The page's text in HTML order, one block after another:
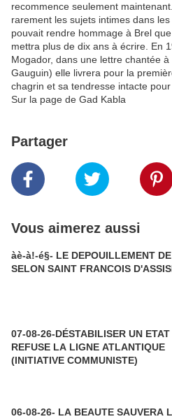
recommence seulement
rarement les sujets intimes dans
pouvait rendre hommage à Brel
mettra plus de dix ans à écrire. En
Mogador, dans une lettre chantée
Gauguin) elle livrera pour la
chagrin et sa tendresse intacte
Sur la page de Gad Kabla
Partager
Vous aimerez aussi
àè-à!-é§- LE DEPOUILLEMENT
SELON SAINT FRANCOIS
07-08-26-DÉSTABILISER UN ETAT
REFUSE LA LIGNE ATLANTIQUE
(INITIATIVE COMMUNISTE)
06-08-26- LA BEAUTE SAUVERA